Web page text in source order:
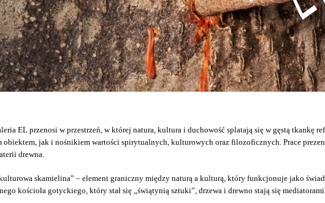
EL przenosi w przestrzeń, w której natura, kultura i duchowość splatają się w gęstą tkankę
jak i nośnikiem wartości spirytualnych, kulturowych oraz filozoficznych. Prace
drewna.
skamielina” – element graniczny między naturą a kulturą, który funkcjonuje jako
kościoła gotyckiego, który stał się „świątynią sztuki”, drzewa i drewno stają się